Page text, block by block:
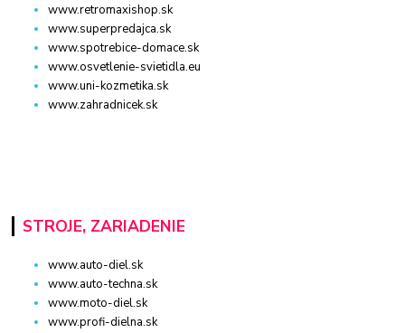
www.retromaxishop.sk
www.superpredajca.sk
www.spotrebice-domace.sk
www.osvetlenie-svietidla.eu
www.uni-kozmetika.sk
www.zahradnicek.sk
STROJE, ZARIADENIE
www.auto-diel.sk
www.auto-techna.sk
www.moto-diel.sk
www.profi-dielna.sk